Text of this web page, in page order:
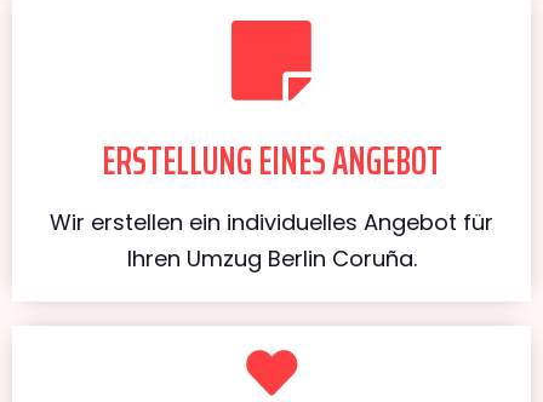
ERSTELLUNG EINES ANGEBOT
Wir erstellen ein individuelles Angebot für
Ihren Umzug Berlin Coruña.